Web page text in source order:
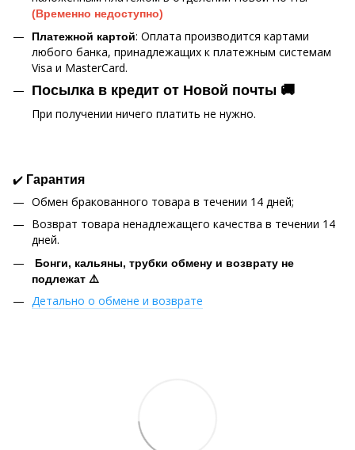
(Временно недоступно)
Платежной картой: Оплата производится картами
любого банка, принадлежащих к платежным системам
Visa и MasterCard.
Посылка в кредит от Новой почты 🚚
При получении ничего платить не нужно.
✔️ Гарантия
Обмен бракованного товара в течении 14 дней;
Возврат товара ненадлежащего качества в течении 14
дней.
Бонги, кальяны, трубки обмену и возврату не
подлежат ⚠️
Детально о обмене и возврате